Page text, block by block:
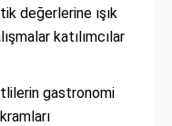
değerlerine ışık
katılımcılar
gastronomi